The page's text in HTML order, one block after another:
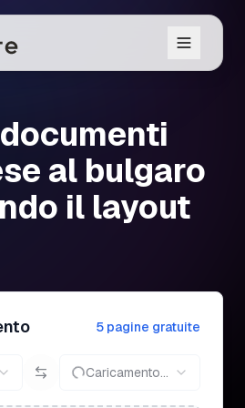
al bulgaro
il layout
5 pagine gratuite
Caricamento...